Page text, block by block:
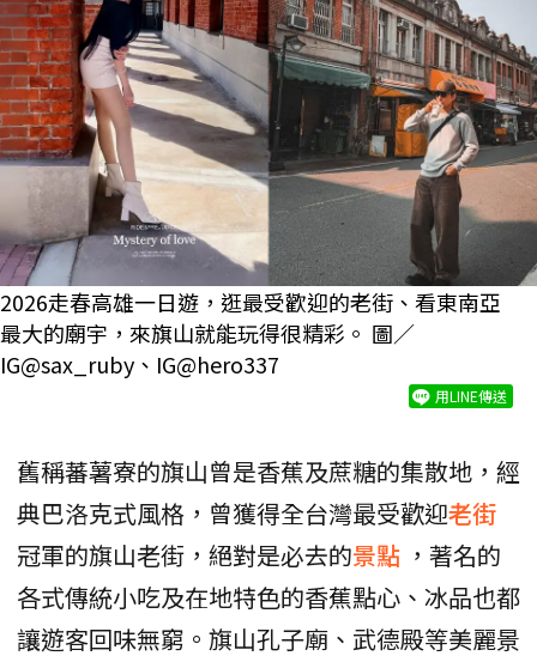
2026走春高雄一日遊，逛最受歡迎的老街、看東南亞
最大的廟宇，來旗山就能玩得很精彩。 圖／
IG@sax_ruby、IG@hero337
用LINE傳送
舊稱蕃薯寮的旗山曾是香蕉及蔗糖的集散地，經
典巴洛克式風格，曾獲得全台灣最受歡迎老街
冠軍的旗山老街，絕對是必去的景點 ，著名的
各式傳統小吃及在地特色的香蕉點心、冰品也都
讓遊客回味無窮。旗山孔子廟、武德殿等美麗景